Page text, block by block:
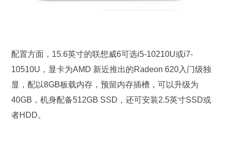
配置方面，15.6英寸的联想威6可选i5-10210U或i7-
10510U，显卡为AMD 新近推出的Radeon 620入门级独
显，配以8GB板载内存，预留内存插槽，可以升级为
40GB，机身配备512GB SSD，还可安装2.5英寸SSD或
者HDD。